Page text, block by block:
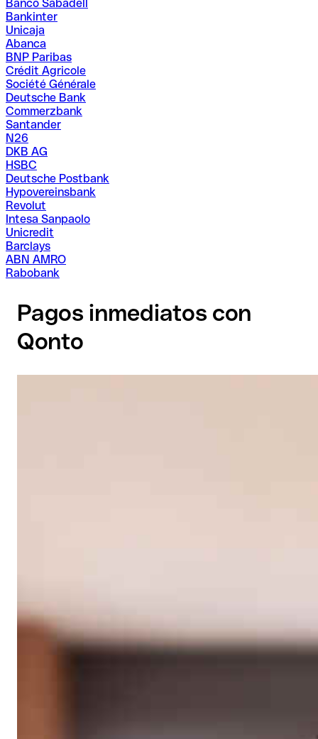
Banco Sabadell
Bankinter
Unicaja
Abanca
BNP Paribas
Crédit Agricole
Société Générale
Deutsche Bank
Commerzbank
Santander
N26
DKB AG
HSBC
Deutsche Postbank
Hypovereinsbank
Revolut
Intesa Sanpaolo
Unicredit
Barclays
ABN AMRO
Rabobank
Pagos inmediatos con
Qonto